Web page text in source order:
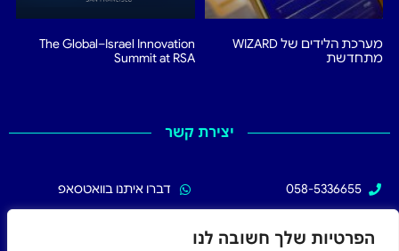
הפרטיות שלך חשובה לנו
מערכת הלידים של WIZARD
מתחדשת
The Global–Israel Innovation
Summit at RSA
יצירת קשר
058-5336655
דברו איתנו בוואטסאפ